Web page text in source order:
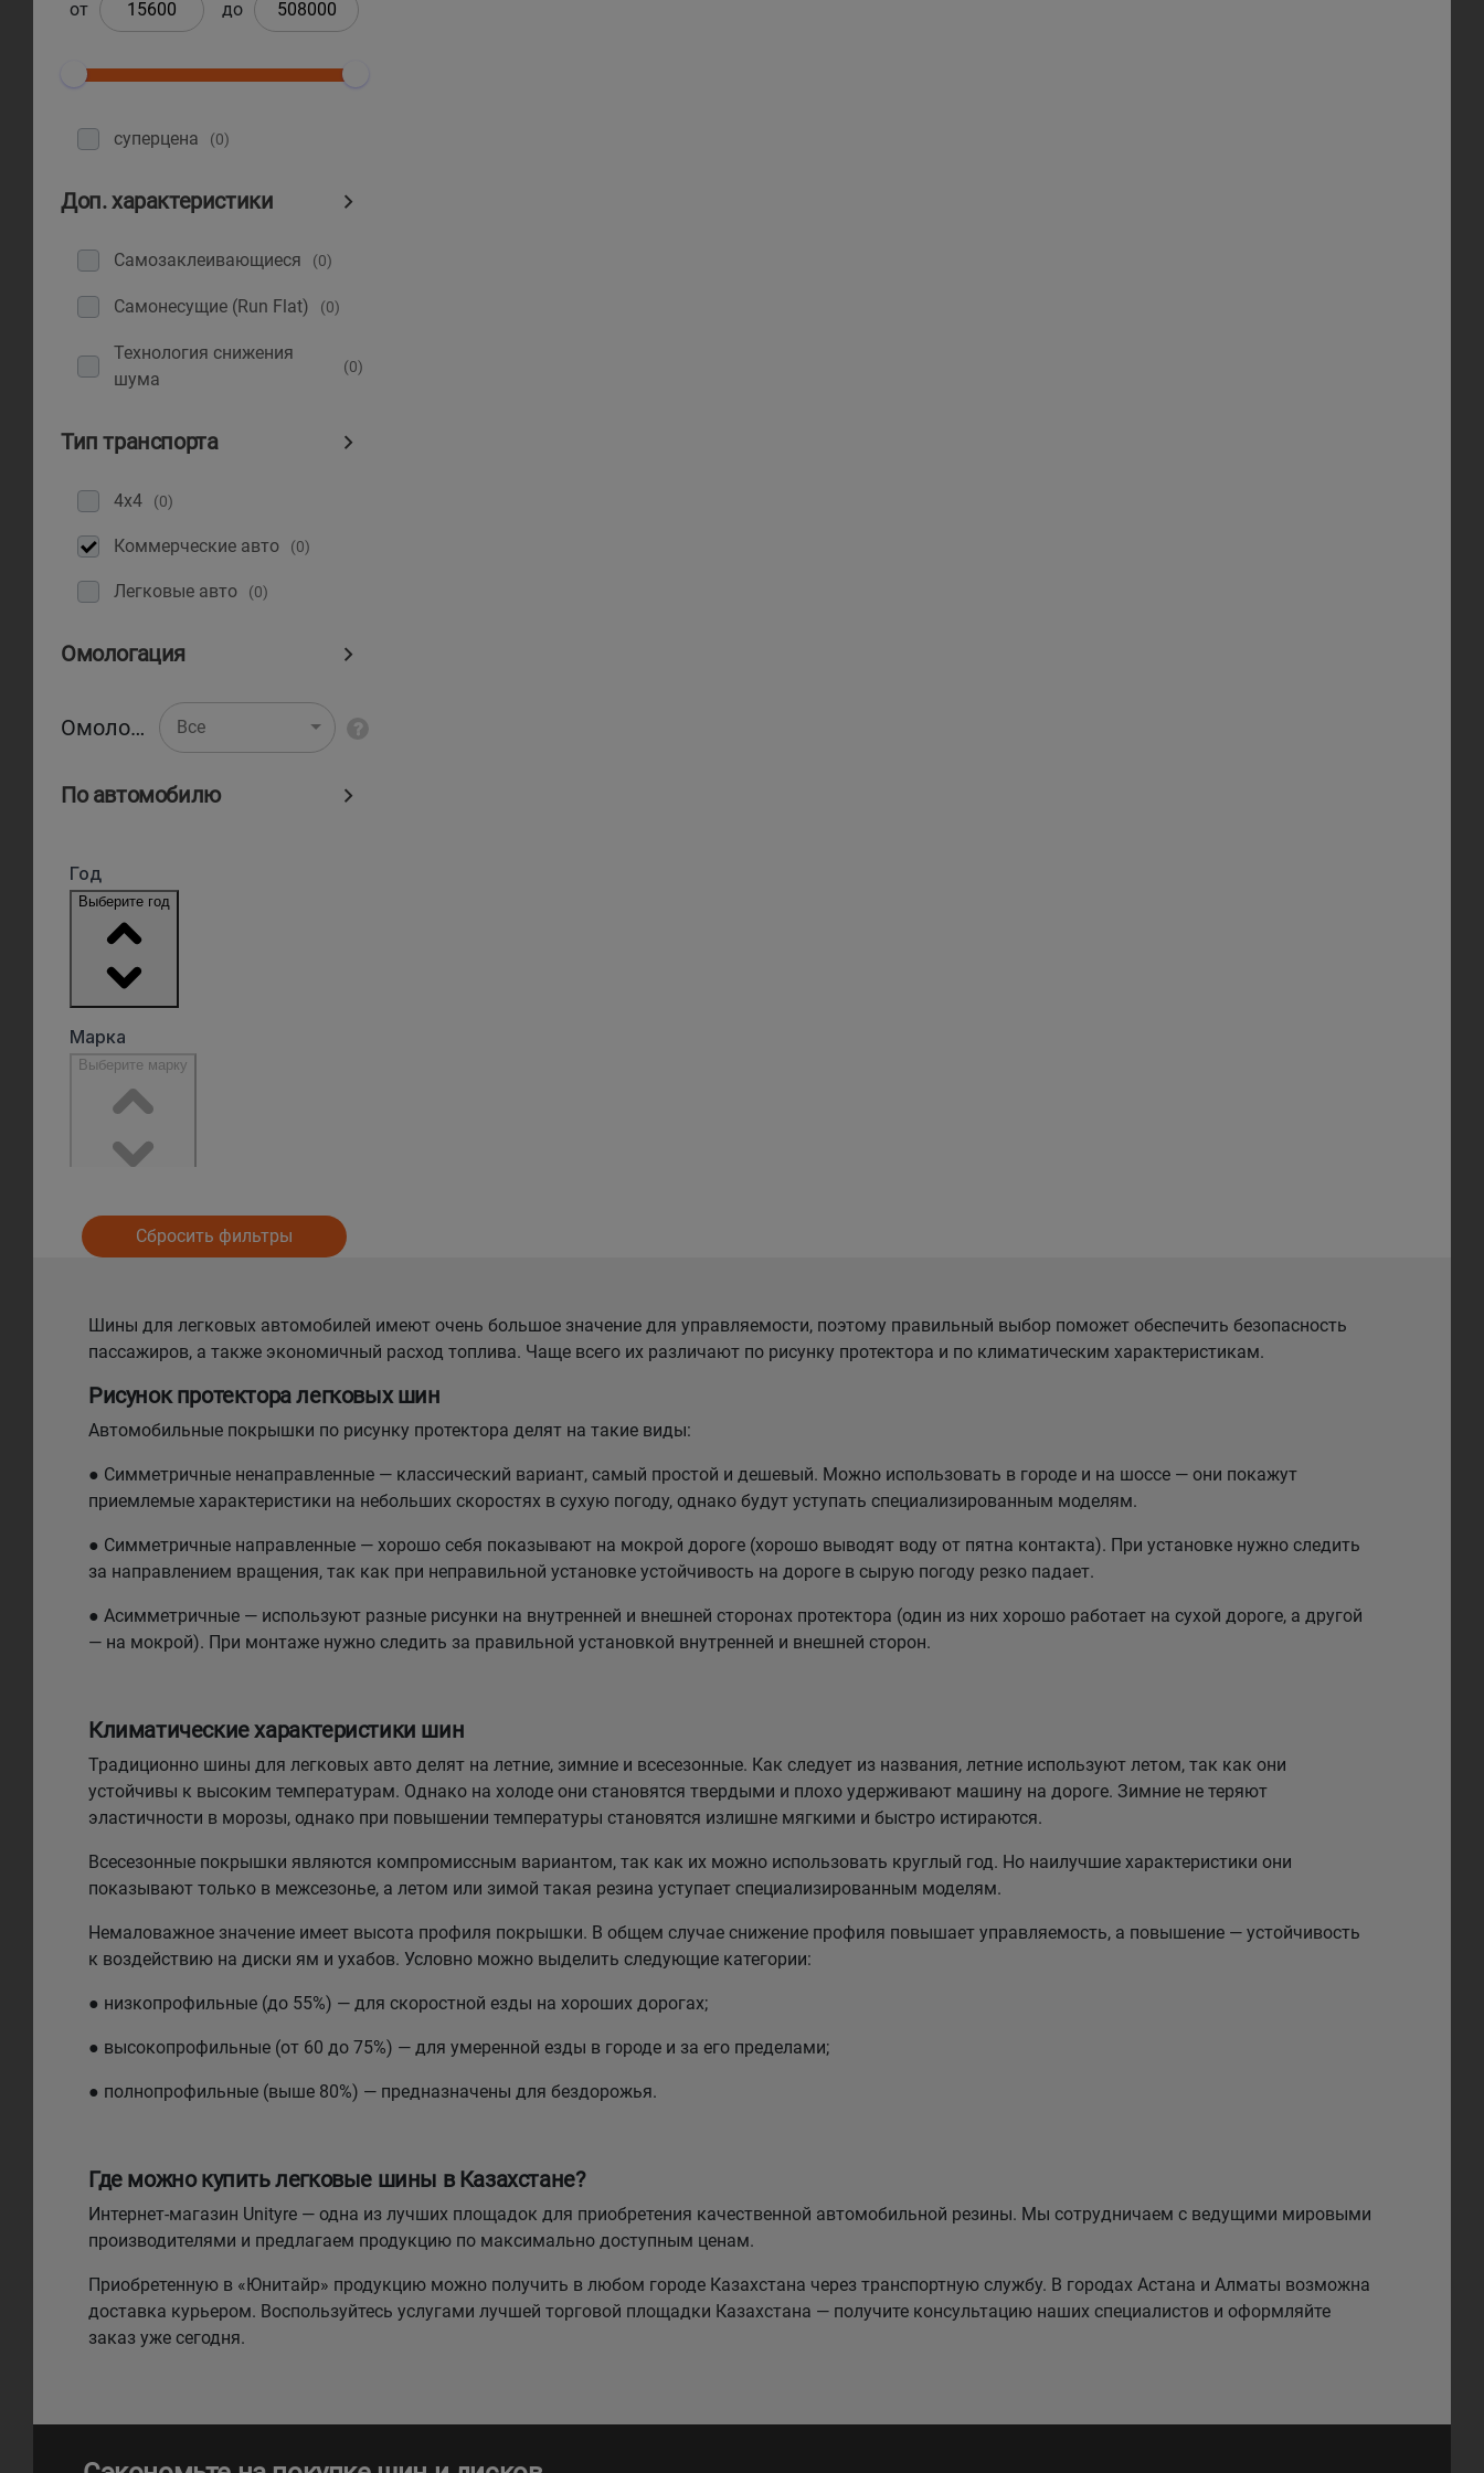
от до
суперцена (0)
Доп. характеристики
Самозаклеивающиеся (0)
Самонесущие (Run Flat) (0)
Технология снижения
шума
(0)
Тип транспорта
4x4 (0)
Коммерческие авто (0)
Легковые авто (0)
Омологация
Омологация Все
По автомобилю
Сбросить фильтры
Шины для легковых автомобилей имеют очень большое значение для управляемости, поэтому правильный выбор поможет обеспечить безопасность
пассажиров, а также экономичный расход топлива. Чаще всего их различают по рисунку протектора и по климатическим характеристикам.
Рисунок протектора легковых шин
Автомобильные покрышки по рисунку протектора делят на такие виды:
● Симметричные ненаправленные — классический вариант, самый простой и дешевый. Можно использовать в городе и на шоссе — они покажут
приемлемые характеристики на небольших скоростях в сухую погоду, однако будут уступать специализированным моделям.
● Симметричные направленные — хорошо себя показывают на мокрой дороге (хорошо выводят воду от пятна контакта). При установке нужно следить
за направлением вращения, так как при неправильной установке устойчивость на дороге в сырую погоду резко падает.
● Асимметричные — используют разные рисунки на внутренней и внешней сторонах протектора (один из них хорошо работает на сухой дороге, а другой
— на мокрой). При монтаже нужно следить за правильной установкой внутренней и внешней сторон.
Климатические характеристики шин
Традиционно шины для легковых авто делят на летние, зимние и всесезонные. Как следует из названия, летние используют летом, так как они
устойчивы к высоким температурам. Однако на холоде они становятся твердыми и плохо удерживают машину на дороге. Зимние не теряют
эластичности в морозы, однако при повышении температуры становятся излишне мягкими и быстро истираются.
Всесезонные покрышки являются компромиссным вариантом, так как их можно использовать круглый год. Но наилучшие характеристики они
показывают только в межсезонье, а летом или зимой такая резина уступает специализированным моделям.
Немаловажное значение имеет высота профиля покрышки. В общем случае снижение профиля повышает управляемость, а повышение — устойчивость
к воздействию на диски ям и ухабов. Условно можно выделить следующие категории:
● низкопрофильные (до 55%) — для скоростной езды на хороших дорогах;
● высокопрофильные (от 60 до 75%) — для умеренной езды в городе и за его пределами;
● полнопрофильные (выше 80%) — предназначены для бездорожья.
Где можно купить легковые шины в Казахстане?
Интернет-магазин Unityre — одна из лучших площадок для приобретения качественной автомобильной резины. Мы сотрудничаем с ведущими мировыми
производителями и предлагаем продукцию по максимально доступным ценам.
Приобретенную в «Юнитайр» продукцию можно получить в любом городе Казахстана через транспортную службу. В городах Астана и Алматы возможна
доставка курьером. Воспользуйтесь услугами лучшей торговой площадки Казахстана — получите консультацию наших специалистов и оформляйте
заказ уже сегодня.